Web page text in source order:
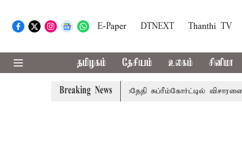
E-Paper DTNEXT Thanthi TV
தமிழகம் தேசியம் உலகம் சினிமா
Breaking News
அரசுப்பணி வழக்கு; வரும் 14ம்தேதி சுப்ரீம்கோர்ட்டில் விசாரணை